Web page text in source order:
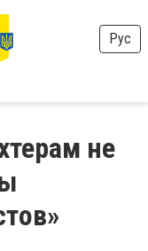
Рус
не